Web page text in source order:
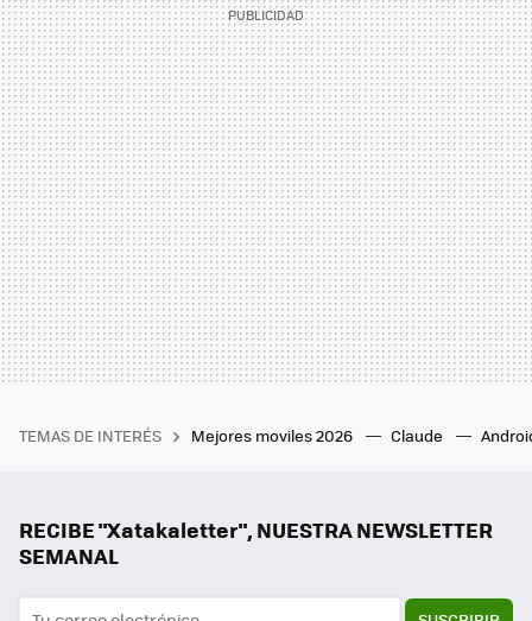
TEMAS DE INTERÉS Mejores moviles 2026 Claude
RECIBE "Xatakaletter", NUESTRA NEWSLETTER
SEMANAL